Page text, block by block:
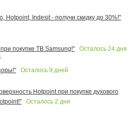
Hotpoint, Indesit - получи скидку до 30%!"
покупке ТВ Samsung!"
Осталось 24 дня
Осталось 9 дней
Hotpoint при покупке духового
Осталось 2 дня